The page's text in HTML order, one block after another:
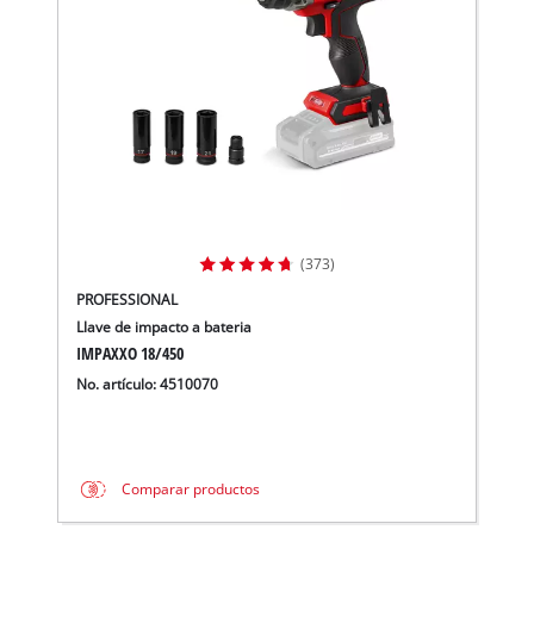
(373)
PROFESSIONAL
Llave de impacto a bateria
IMPAXXO 18/450
No. artículo: 4510070
Comparar productos